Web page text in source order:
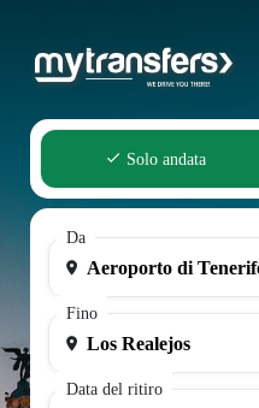
Solo andata
Da
Fino
Data del ritiro